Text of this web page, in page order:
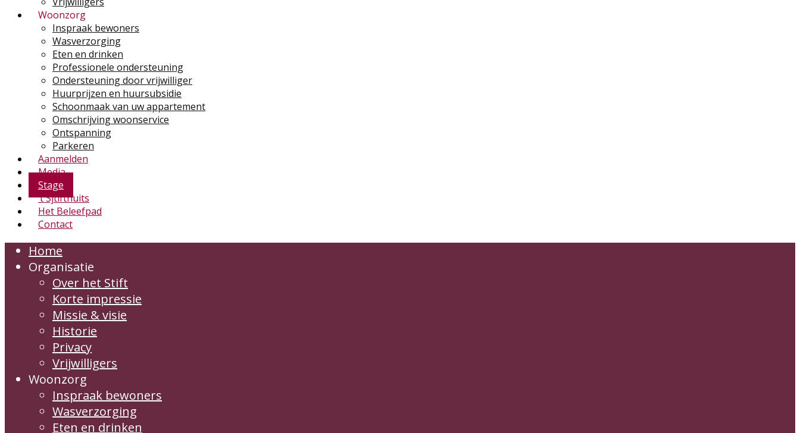
Woonzorg
Inspraak bewoners
Wasverzorging
Eten en drinken
Professionele ondersteuning
Ondersteuning door vrijwilliger
Huurprijzen en huursubsidie
Schoonmaak van uw appartement
Omschrijving woonservice
Ontspanning
Parkeren
Aanmelden
Media
Stage
’t Sjtiftnuits
Het Beleefpad
Contact
Home
Organisatie
Over het Stift
Korte impressie
Missie & visie
Historie
Privacy
Vrijwilligers
Woonzorg
Inspraak bewoners
Wasverzorging
Eten en drinken